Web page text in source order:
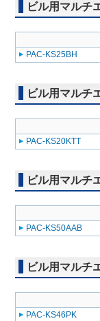
ビル用マルチ
PAC-KS25BH
ビル用マルチ
PAC-KS20KTT
ビル用マルチ
PAC-KS50AAB
ビル用マルチ
PAC-KS46PK